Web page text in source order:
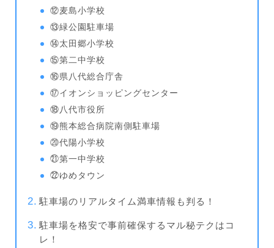
⑫麦島小学校
⑬緑公園駐車場
⑭太田郷小学校
⑮第二中学校
⑯県八代総合庁舎
⑰イオンショッピングセンター
⑱八代市役所
⑲熊本総合病院南側駐車場
⑳代陽小学校
㉑第一中学校
㉒ゆめタウン
駐車場のリアルタイム満車情報も判る！
駐車場を格安で事前確保するマル秘テクはコ
レ！